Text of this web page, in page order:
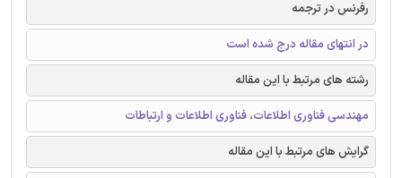
رفرنس در ترجمه
در انتهای مقاله درج شده است
رشته های مرتبط با این مقاله
مهندسی فناوری اطلاعات، فناوری اطلاعات و ارتباطات
گرایش های مرتبط با این مقاله